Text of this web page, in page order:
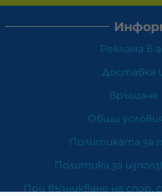
Реклама в
Доставка
Връщане
Общи
Политиката за
Политика за
При възникване на спор,